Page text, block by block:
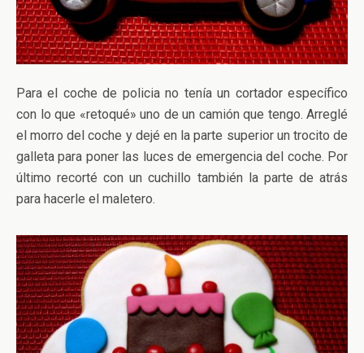
Para el coche de policia no tenía un cortador específico
con lo que «retoqué» uno de un camión que tengo. Arreglé
el morro del coche y dejé en la parte superior un trocito de
galleta para poner las luces de emergencia del coche. Por
último recorté con un cuchillo también la parte de atrás
para hacerle el maletero.